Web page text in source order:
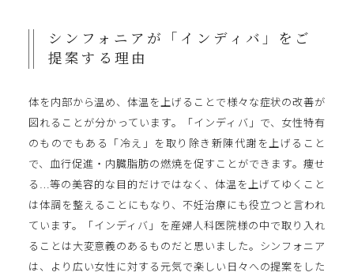
シンフォニアが「インディバ」をご
提案する理由
体を内部から温め、体温を上げることで様々な症状の改善が
図れることが分かっています。「インディバ」で、女性特有
のものでもある「冷え」を取り除き新陳代謝を上げること
で、血行促進・内臓脂肪の燃焼を促すことができます。痩せ
る…等の美容的な目的だけではなく、体温を上げてゆくこと
は体調を整えることにもなり、不妊治療にも役立つと言われ
ています。「インディバ」を産婦人科医院様の中で取り入れ
ることは大変意義のあるものだと思いました。シンフォニア
は、より広い女性に対する元気で楽しい日々への提案をした